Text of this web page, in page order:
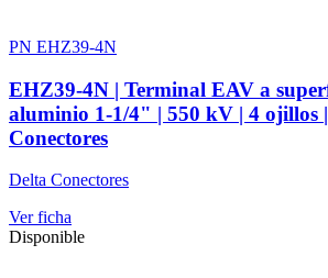
PN EHZ39-4N
EHZ39-4N | Terminal EAV a
aluminio 1-1/4" | 550 kV | 4 ojillos
Conectores
Delta Conectores
Ver ficha
Disponible